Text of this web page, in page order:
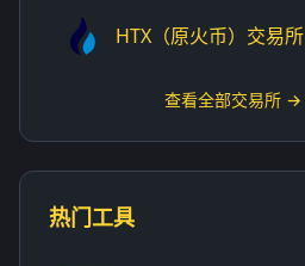
HTX（原火币）交易所
查看全部交易所 →
热门工具